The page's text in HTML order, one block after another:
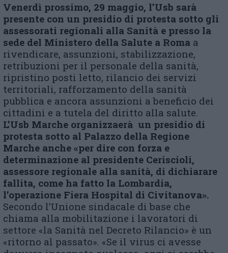
Venerdì prossimo, 29 maggio, l’Usb sarà
presente con un presidio di protesta sotto gli
assessorati regionali alla Sanità e presso la
sede del Ministero della Salute a Roma a
rivendicare, assunzioni, stabilizzazione,
retribuzioni per il personale della sanità,
ripristino posti letto, rilancio dei servizi
territoriali, rafforzamento della sanità
pubblica e ancora assunzioni a beneficio dei
cittadini e a tutela del diritto alla salute.
L’Usb Marche organizzaerà un presidio di
protesta sotto al Palazzo della Regione
Marche anche «per dire con forza e
determinazione al presidente Ceriscioli,
assessore regionale alla sanità, di dichiarare
fallita, come ha fatto la Lombardia,
l’operazione Fiera Hospital di Civitanova».
Secondo l’Unione sindacale di base che
chiama alla mobilitazione i lavoratori di
settore «la Sanità nel Decreto Rilancio» è un
«ritorno al passato». «Se il virus ci avesse